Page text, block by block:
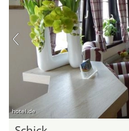
hotel.de